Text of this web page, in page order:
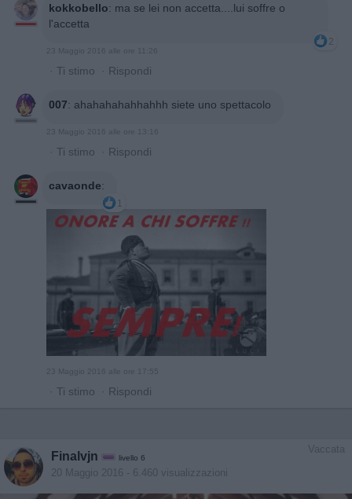
kokkobello: ma se lei non accetta....lui soffre o
l'accetta
2
23 Maggio 2016 alle ore 11:26
· Ti stimo · Rispondi
007: ahahahahahhahhh siete uno spettacolo
23 Maggio 2016 alle ore 13:16
· Ti stimo · Rispondi
cavaonde:
1
23 Maggio 2016 alle ore 17:55
· Ti stimo · Rispondi
Vaccata
Finalvjn livello 6
20 Maggio 2016 - 6.460 visualizzazioni